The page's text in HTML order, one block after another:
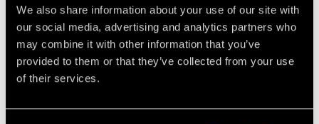
We also share information about your use of our site with
our social media, advertising and analytics partners who
may combine it with other information that you’ve
provided to them or that they’ve collected from your use
of their services.
Werkzeug A/3
STANDARD
Ideal für:
Torfboden